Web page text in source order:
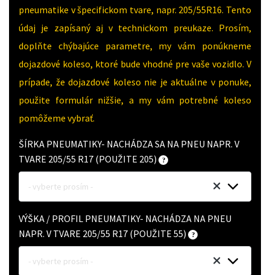
pneumatike v špecifickom tvare, napr. 205/55R16. Tento
údaj je zapísaný aj v technickom preukaze. Prosím,
doplňte chýbajúce parametre, my vám ponúkneme
dojazdové koleso, ktoré bude vhodné pre vaše vozidlo. V
prípade, že dojazdové koleso nie je aktuálne v ponuke,
použite formulár nižšie, a my vám potrebné koleso
pomôžeme vybrať.
ŠÍRKA PNEUMATIKY- NACHÁDZA SA NA PNEU NAPR. V
TVARE 205/55 R17 (POUŽITE 205)
- vyberte prosím -
VÝŠKA / PROFIL PNEUMATIKY- NACHÁDZA NA PNEU
NAPR. V TVARE 205/55 R17 (POUŽITE 55)
- vyberte prosím -